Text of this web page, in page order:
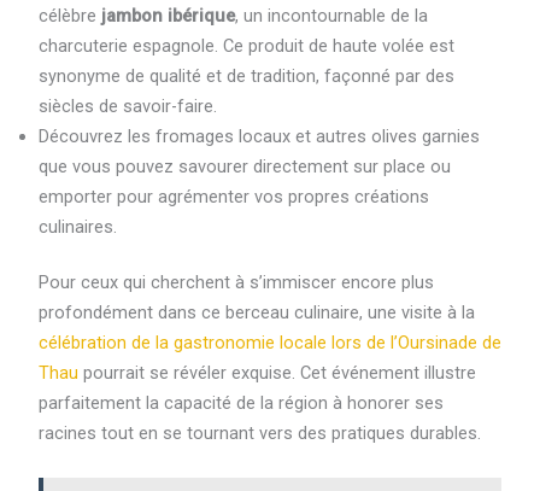
célèbre jambon ibérique, un incontournable de la
charcuterie espagnole. Ce produit de haute volée est
synonyme de qualité et de tradition, façonné par des
siècles de savoir-faire.
Découvrez les fromages locaux et autres olives garnies
que vous pouvez savourer directement sur place ou
emporter pour agrémenter vos propres créations
culinaires.
Pour ceux qui cherchent à s’immiscer encore plus
profondément dans ce berceau culinaire, une visite à la
célébration de la gastronomie locale lors de l’Oursinade de
Thau pourrait se révéler exquise. Cet événement illustre
parfaitement la capacité de la région à honorer ses
racines tout en se tournant vers des pratiques durables.